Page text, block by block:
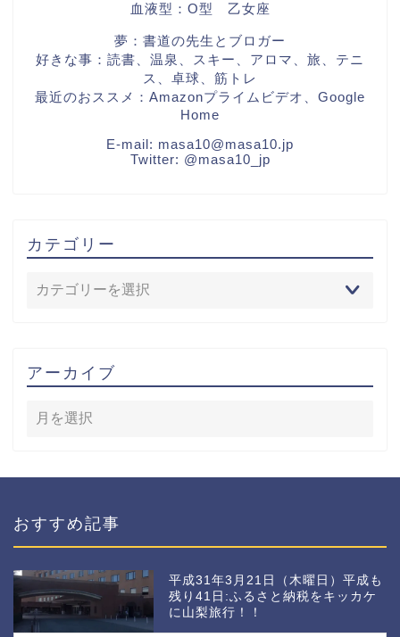
血液型：O型 乙女座
夢：書道の先生とブロガー
好きな事：読書、温泉、スキー、アロマ、旅、テニ
ス、卓球、筋トレ
最近のおススメ：Amazonプライムビデオ、Google
Home
E-mail: masa10@masa10.jp
Twitter: @masa10_jp
カテゴリー
アーカイブ
おすすめ記事
平成31年3月21日（木曜日）平成も
残り41日:ふるさと納税をキッカケ
に山梨旅行！！